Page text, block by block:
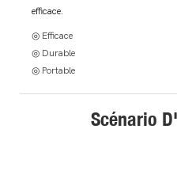
efficace.
◎ Efficace
◎ Durable
◎ Portable
Scénario